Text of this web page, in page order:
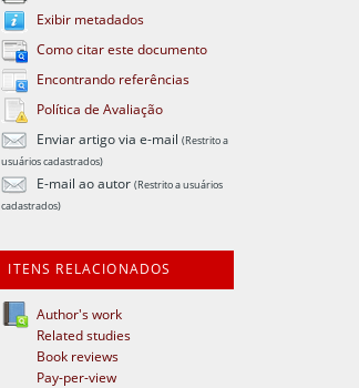
Exibir metadados
Como citar este documento
Encontrando referências
Política de Avaliação
Enviar artigo via e-mail(Restrito a
usuários cadastrados)
E-mail ao autor(Restrito a usuários
cadastrados)
ITENS RELACIONADOS
Author's work
Related studies
Book reviews
Pay-per-view